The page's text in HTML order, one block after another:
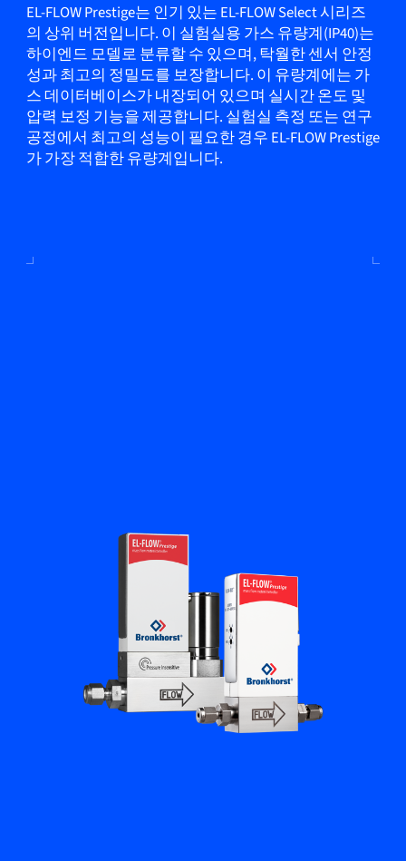
EL-FLOW Prestige는 인기 있는 EL-FLOW Select 시리즈
의 상위 버전입니다. 이 실험실용 가스 유량계(IP40)는
하이엔드 모델로 분류할 수 있으며, 탁월한 센서 안정
성과 최고의 정밀도를 보장합니다. 이 유량계에는 가
스 데이터베이스가 내장되어 있으며 실시간 온도 및
압력 보정 기능을 제공합니다. 실험실 측정 또는 연구
공정에서 최고의 성능이 필요한 경우 EL-FLOW Prestige
가 가장 적합한 유량계입니다.